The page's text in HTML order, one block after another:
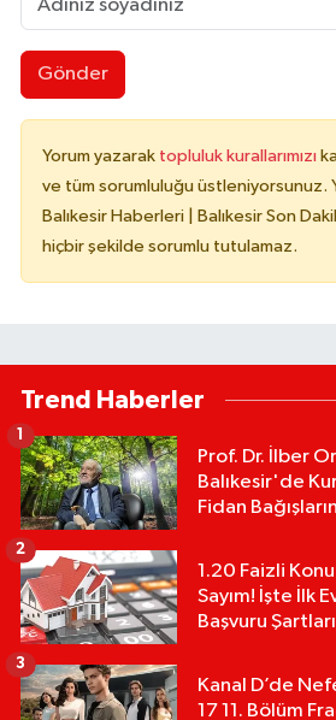
Gönder
Yorum yazarak topluluk kurallarımızı
ve tüm sorumluluğu üstleniyorsunuz.
Balıkesir Haberleri | Balıkesir Son
hiçbir şekilde sorumlu tutulamaz.
Trend Haberler
Prof. Dr. İlber
Balıkesir'de
Fidan
1
1.20 Faizli
Sayım! İşte İlk
Başvuru
2
Kanal D’de
17 11. Bölüm
3